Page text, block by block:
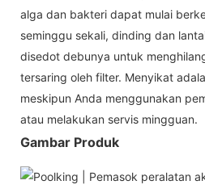
alga dan bakteri dapat mulai
seminggu sekali, dinding dan
disedot debunya untuk
tersaring oleh filter. Menyikat
meskipun Anda menggunakan
atau melakukan servis mingguan.
Gambar Produk